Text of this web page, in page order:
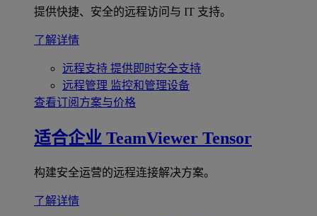
提供快捷、安全的远程访问与 IT 支持。
了解详情
远程支持 提供即时安全支持
远程管理 监控和管理设备
查看订阅方案与价格
适合企业 TeamViewer Tensor
构建安全运营的远程连接解决方案。
了解详情